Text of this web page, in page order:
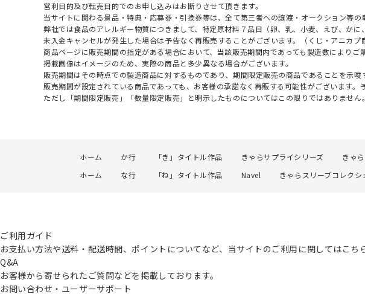
営利目的及び転売目的でのお申し込みはお断りさせて頂きます。
当サイトに関わる景品・特典・応募券・引換券等は、全て第三者への譲渡・オークション等の
弊社では食品のアレルギー物質につきまして、特定原材料７品目（卵、乳、小麦、えび、か
未入金キャンセルが発生した場合は予告なく再販売することがございます。（くじ・アニカプ
商品ページに販売期間の指定がある場合において、当該販売期間内であっても製造数によりご
掲載画像はイメージのため、実際の商品と多少異なる場合がございます。
販売期間はその時点での製造商品に対するものであり、期間限定販売の商品であることを示唆
販売期間が設定されている商品であっても、お客様の承諾なく再販する可能性がございます。
ただし「期間限定販売」「数量限定販売」と明示したものについてはこの限りではありません。
ホーム か行 「き」タイトル作品 きゃらサプライシリーズ
きゃ
ホーム
な行 「ね」タイトル作品 Navel きゃらスリーブコレク
ご利用ガイド
お支払い方法や送料・配送時間、ポイントについてなど、当サイトのご利用に関してはこち
Q&A
お客様から寄せられたご質問などを掲載しております。
お問い合わせ・ユーザーサポート